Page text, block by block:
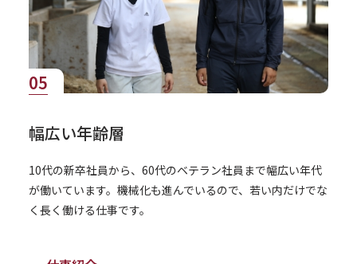
05
幅広い年齢層
10代の新卒社員から、60代のベテラン社員まで幅広い年代
が働いています。機械化も進んでいるので、若い内だけでな
く長く働ける仕事です。